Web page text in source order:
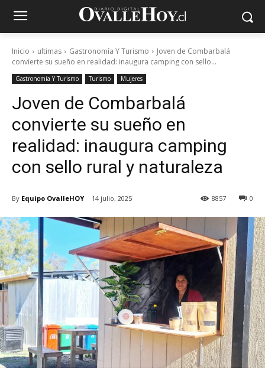
Inicio ultimas Gastronomía Y Turismo
Joven de Combarbalá
convierte su sueño en realidad: inaugura camping con sello...
Gastronomía Y Turismo Turismo Mujeres
Joven de Combarbalá
convierte su sueño en
realidad: inaugura camping
con sello rural y naturaleza
By Equipo OvalleHOY 14 julio, 2025 0
8857